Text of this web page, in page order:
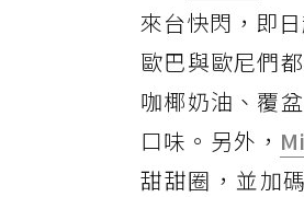
來台快閃，即
歐巴與歐尼們
咖椰奶油、覆
口味。另外，
甜甜圈，並加